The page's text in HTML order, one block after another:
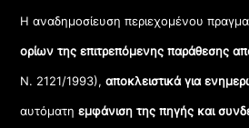
Η αναδημοσίευση περιεχομένου
ορίων της επιτρεπόμενης παράθεσης
Ν. 2121/1993), αποκλειστικά για
αυτόματηεμφάνιση της πηγής και